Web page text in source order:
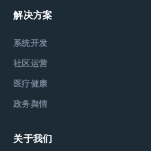
解决方案
系统开发
社区运营
医疗健康
政务舆情
关于我们